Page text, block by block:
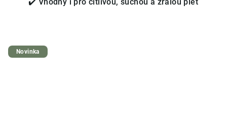
✔️ Vhodný i pro citlivou, suchou a zralou pleť
Novinka